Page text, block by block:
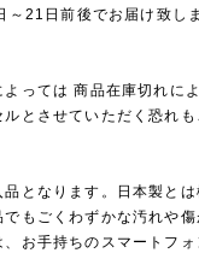
～21日前後でお届け致し
よっては 商品在庫切れに
とさせていただく恐れも
品となります。日本製とは
もごくわずかな汚れや傷
、お手持ちのスマートフ